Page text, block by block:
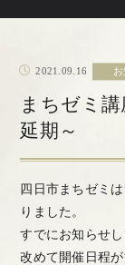
2021.09.16
まちゼミ
延期～
四日市まちゼミ
りました。
すでにお知らせ
改めて開催日程